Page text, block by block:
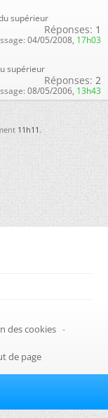
supérieur
Réponses: 1
04/05/2008, 17h03
supérieur
Réponses: 2
08/05/2006, 13h43
11h11.
des cookies -
de page